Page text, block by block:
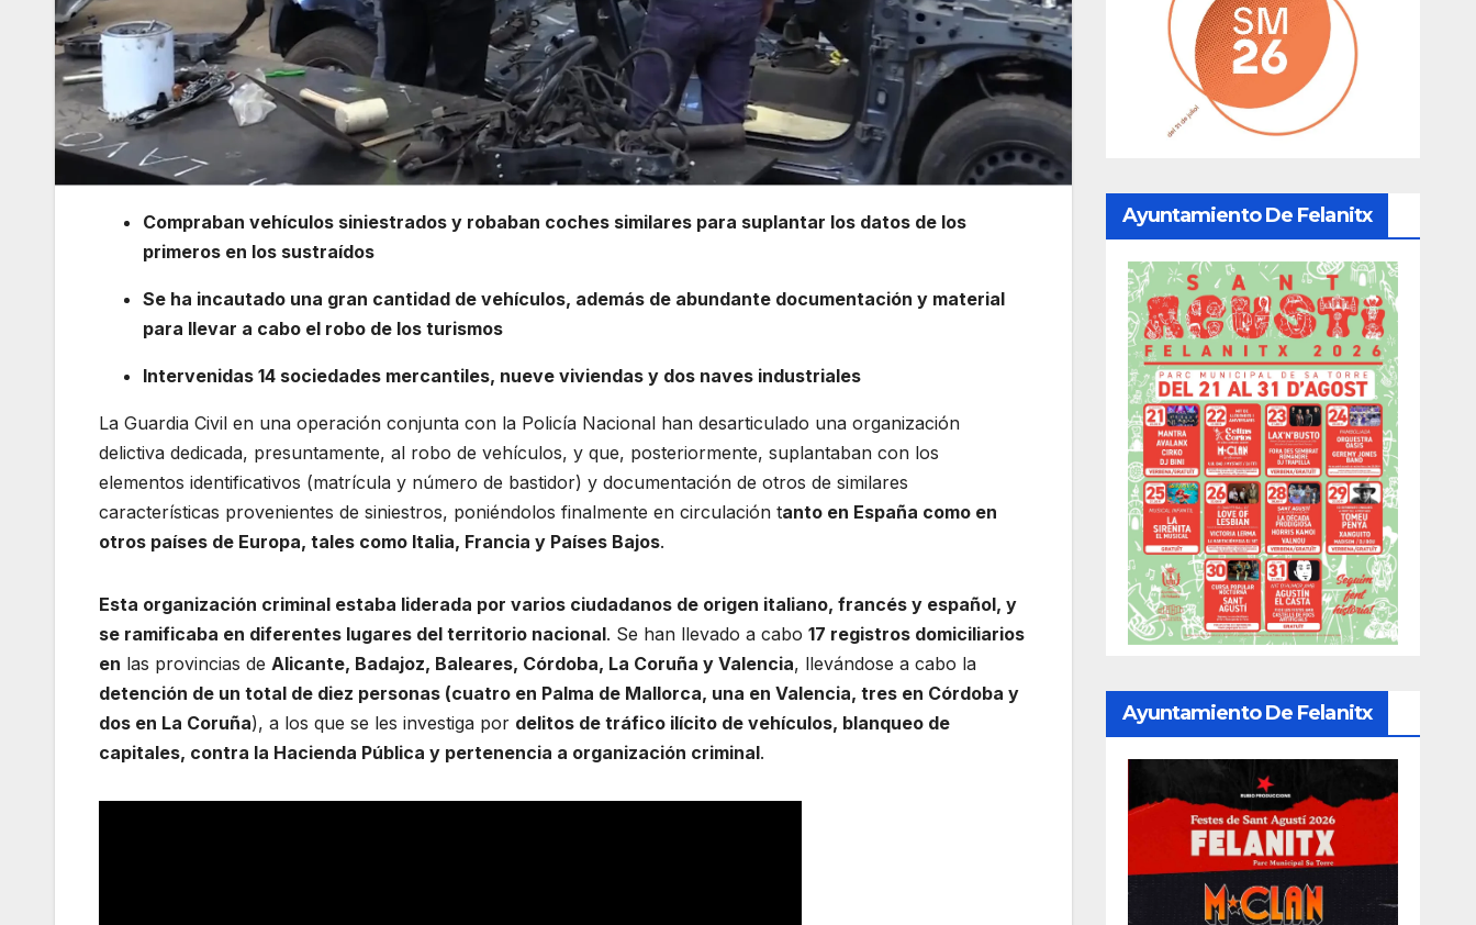
Compraban vehículos siniestrados y robaban coches similares para suplantar los datos de los
primeros en los sustraídos
Se ha incautado una gran cantidad de vehículos, además de abundante documentación y material
para llevar a cabo el robo de los turismos
Intervenidas 14 sociedades mercantiles, nueve viviendas y dos naves industriales
La Guardia Civil en una operación conjunta con la Policía Nacional han desarticulado una organización
delictiva dedicada, presuntamente, al robo de vehículos, y que, posteriormente, suplantaban con los
elementos identificativos (matrícula y número de bastidor) y documentación de otros de similares
características provenientes de siniestros, poniéndolos finalmente en circulación tanto en España como en
otros países de Europa, tales como Italia, Francia y Países Bajos.
Esta organización criminal estaba liderada por varios ciudadanos de origen italiano, francés y español, y
se ramificaba en diferentes lugares del territorio nacional. Se han llevado a cabo 17 registros domiciliarios
en las provincias de Alicante, Badajoz, Baleares, Córdoba, La Coruña y Valencia, llevándose a cabo la
detención de un total de diez personas (cuatro en Palma de Mallorca, una en Valencia, tres en Córdoba y
dos en La Coruña), a los que se les investiga por delitos de tráfico ilícito de vehículos, blanqueo de
capitales, contra la Hacienda Pública y pertenencia a organización criminal.
Ayuntamiento De Felanitx
Ayuntamiento De Felanitx